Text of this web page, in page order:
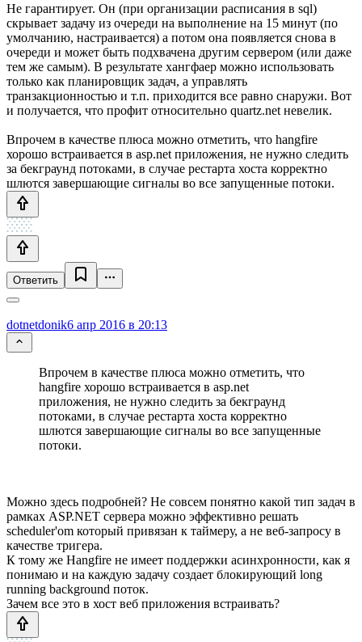
Не гарантирует. Он (при организации расписания в sql)
скрывает задачу из очереди на выполнение на 15 минут (по
умолчанию, настраивается) а потом она появляется снова в
очереди и может быть подхвачена другим сервером (или даже
тем же самым). В результате хангфаер можно использовать
только как планировщик задач, а управлять
транзакционностью и т.п. приходится все равно снаружи. Вот
и получается, что профит относительно quartz.net невелик.
Впрочем в качестве плюса можно отметить, что hangfire
хорошо встраивается в asp.net приложения, не нужно следить
за бекграунд потоками, в случае рестарта хоста корректно
шлются завершающие сигналы во все запущенные потоки.
Ответить
dotnetdonik6 апр 2016 в 20:13
Впрочем в качестве плюса можно отметить, что
hangfire хорошо встраивается в asp.net
приложения, не нужно следить за бекграунд
потоками, в случае рестарта хоста корректно
шлются завершающие сигналы во все запущенные
потоки.
Можно здесь подробней? Не совсем понятно какой тип задач в
рамках ASP.NET сервера можно эффективно решать
scheduler'om который привязан к таймеру, а не веб-запросу в
качестве тригера.
К тому же Hangfire не имеет поддержки асинхронности, как я
понимаю и на каждую задачу создает блокирующий long
running background поток.
Зачем все это в хост веб приложения встраивать?